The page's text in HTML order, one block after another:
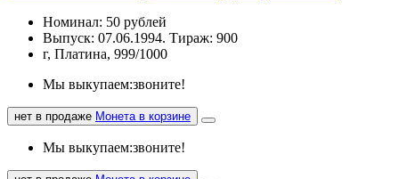
Номинал: 50 рублей
Выпуск: 07.06.1994. Тираж: 900
г, Платина, 999/1000
Мы выкупаем:звоните!
нет в продаже Монета в корзине
Мы выкупаем:звоните!